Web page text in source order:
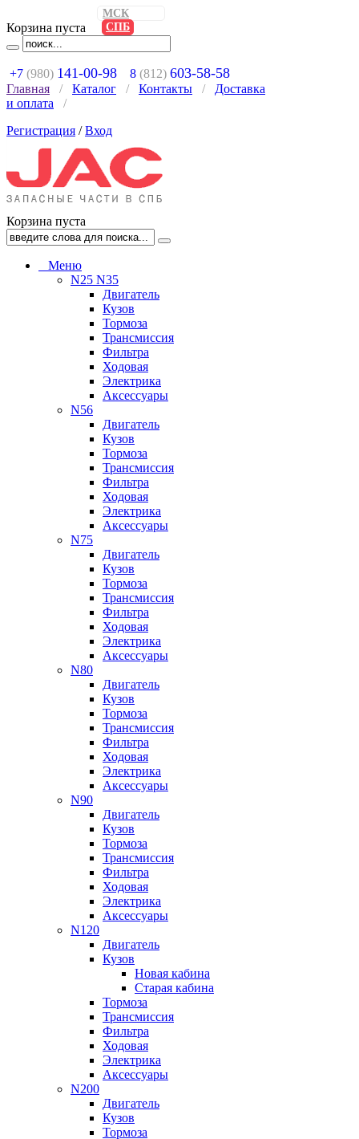
Корзина пуста
+7 (980) 141-00-98 8 (812) 603-58-58
Главная / Каталог / Контакты / Доставка
и оплата
/
Регистрация /Вход
МСК
СПБ
Корзина пуста
Меню
N25 N35
Двигатель
Кузов
Тормоза
Трансмиссия
Фильтра
Ходовая
Электрика
Аксессуары
N56
Двигатель
Кузов
Тормоза
Трансмиссия
Фильтра
Ходовая
Электрика
Аксессуары
N75
Двигатель
Кузов
Тормоза
Трансмиссия
Фильтра
Ходовая
Электрика
Аксессуары
N80
Двигатель
Кузов
Тормоза
Трансмиссия
Фильтра
Ходовая
Электрика
Аксессуары
N90
Двигатель
Кузов
Тормоза
Трансмиссия
Фильтра
Ходовая
Электрика
Аксессуары
N120
Двигатель
Кузов
Новая кабина
Старая кабина
Тормоза
Трансмиссия
Фильтра
Ходовая
Электрика
Аксессуары
N200
Двигатель
Кузов
Тормоза